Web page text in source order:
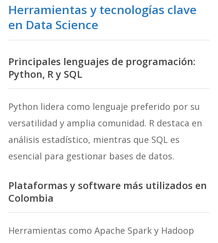
Herramientas y tecnologías clave
en Data Science
Principales lenguajes de programación:
Python, R y SQL
Python lidera como lenguaje preferido por su
versatilidad y amplia comunidad. R destaca en
análisis estadístico, mientras que SQL es
esencial para gestionar bases de datos.
Plataformas y software más utilizados en
Colombia
Herramientas como Apache Spark y Hadoop